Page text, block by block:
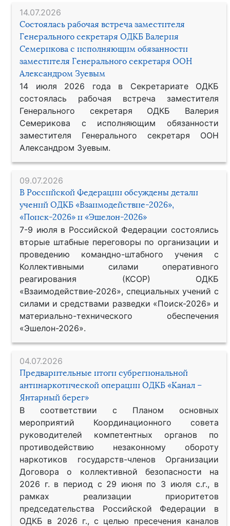
14.07.2026
Состоялась рабочая встреча заместителя
Генерального секретаря ОДКБ Валерия
Семерикова с исполняющим обязанности
заместителя Генерального секретаря ООН
Александром Зуевым
14 июля 2026 года в Секретариате ОДКБ
состоялась рабочая встреча заместителя
Генерального секретаря ОДКБ Валерия
Семерикова с исполняющим обязанности
заместителя Генерального секретаря ООН
Александром Зуевым.
09.07.2026
В Российской Федерации обсуждены детали
учений ОДКБ «Взаимодействие-2026»,
«Поиск-2026» и «Эшелон-2026»
7-9 июля в Российской Федерации состоялись
вторые штабные переговоры по организации и
проведению командно-штабного учения с
Коллективными силами оперативного
реагирования (КСОР) ОДКБ
«Взаимодействие-2026», специальных учений с
силами и средствами разведки «Поиск-2026» и
материально-технического обеспечения
«Эшелон-2026».
04.07.2026
Предварительные итоги субрегиональной
антинаркотической операции ОДКБ «Канал –
Янтарный берег»
В соответствии с Планом основных
мероприятий Координационного совета
руководителей компетентных органов по
противодействию незаконному обороту
наркотиков государств-членов Организации
Договора о коллективной безопасности на
2026 г. в период с 29 июня по 3 июля с.г., в
рамках реализации приоритетов
председательства Российской Федерации в
ОДКБ в 2026 г., с целью пресечения каналов